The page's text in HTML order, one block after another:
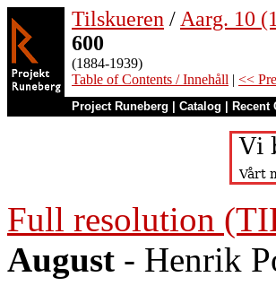
Tilskueren / Aarg. 10
600
(1884-1939)
Table of Contents / Innehåll | <<
Project Runeberg Catalog Recent
Full resolution
August - Henrik